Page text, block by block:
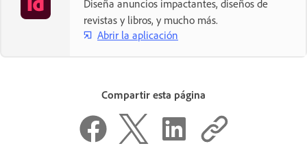
Diseña anuncios impactantes, diseños de
revistas y libros, y mucho más.
Abrir la aplicación
Compartir esta página